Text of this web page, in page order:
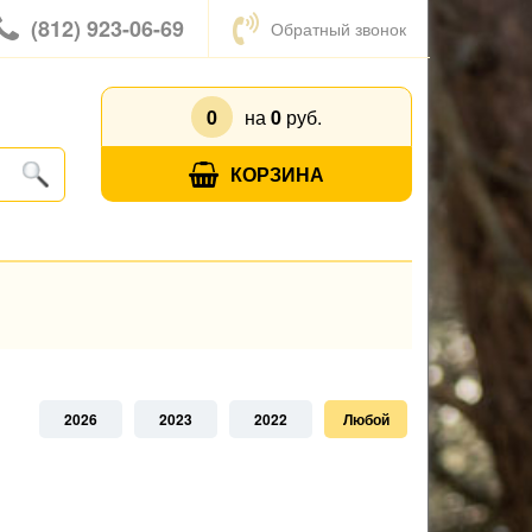
(812) 923-06-69 Обратный звонок
0 на 0руб.
КОРЗИНА
2026 2023 2022 Любой